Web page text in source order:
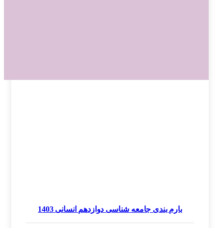
بارم بندی جامعه شناسی دوازدهم انسانی 1403